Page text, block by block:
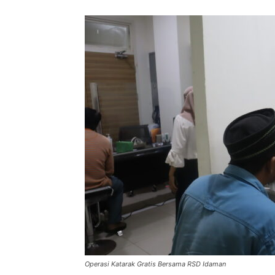
Operasi Katarak Gratis Bersama RSD Idaman